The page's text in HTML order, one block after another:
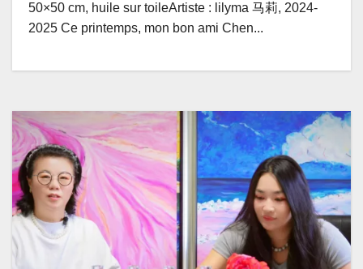
50×50 cm, huile sur toileArtiste : lilyma 马莉, 2024-
2025 Ce printemps, mon bon ami Chen...